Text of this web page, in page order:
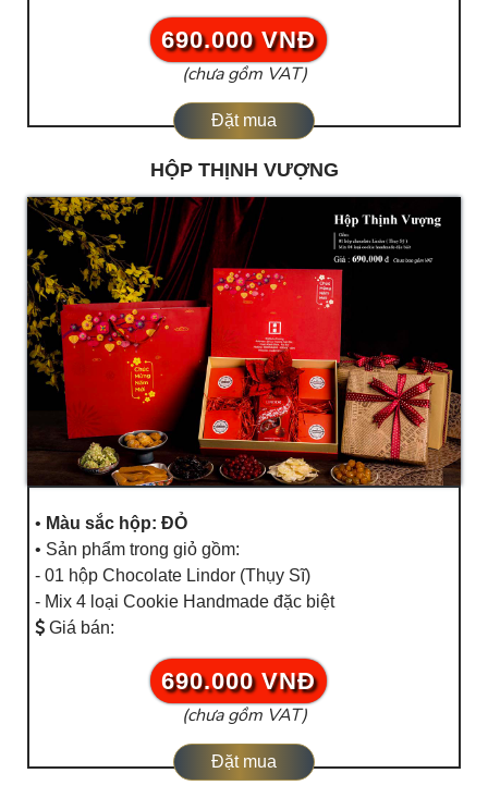
690.000 VNĐ
(chưa gồm VAT)
Đặt mua
HỘP THỊNH VƯỢNG
• Màu sắc hộp: ĐỎ
• Sản phẩm trong giỏ gồm:
- 01 hộp Chocolate Lindor (Thụy Sĩ)
- Mix 4 loại Cookie Handmade đặc biệt
Giá bán:
690.000 VNĐ
(chưa gồm VAT)
Đặt mua